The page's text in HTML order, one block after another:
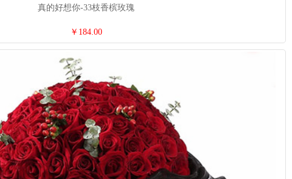
真的好想你-33枝香槟玫瑰
￥184.00